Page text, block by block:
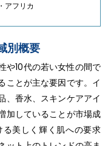
アフリカ
別概要
や10代の若い女性の間で
ことが主な要因です。イ
、香水、スキンケアアイ
加していることが市場成
美しく輝く肌への要求